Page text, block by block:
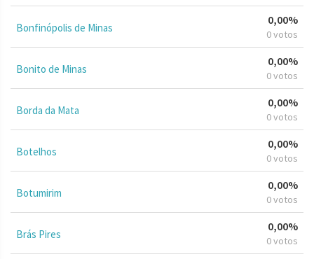
Bonfinópolis de Minas
0,00%
0 votos
Bonito de Minas
0,00%
0 votos
Borda da Mata
0,00%
0 votos
Botelhos
0,00%
0 votos
Botumirim
0,00%
0 votos
Brás Pires
0,00%
0 votos